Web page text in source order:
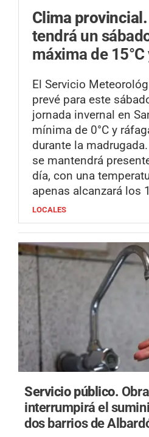
Clima provincial.
tendrá un
máxima de
El Servicio
prevé para este
jornada invernal en
mínima de 0°C y
durante la
se mantendrá
día, con una
apenas alcanzará los
LOCALES
Servicio público.
interrumpirá el
dos barrios de